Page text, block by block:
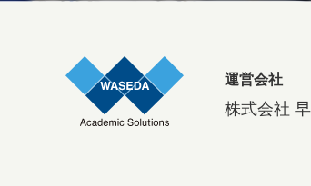
運営会社
株式会社